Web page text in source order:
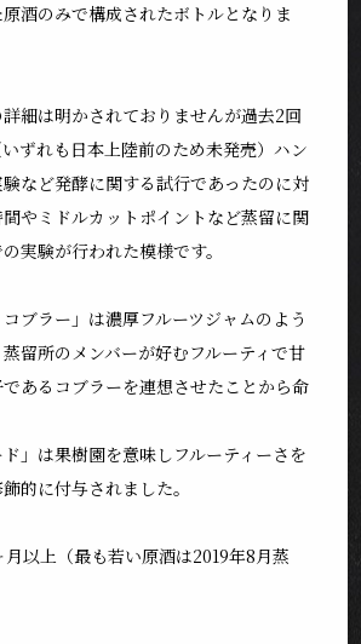
酒のみで構成されたボトルとなりま
詳細は明かされておりませんが過去2回
ずれも日本上陸前のため未発売）ハン
験など発酵に関する試行であったのに対
やミドルカットポイントなど蒸留に関
実験が行われた模様です。
コブラー」は濃厚フルーツジャムのよう
留所のメンバーが好むフルーティで甘
であるコブラーを連想させたことから命
」は果樹園を意味しフルーティーさを
的に付与されました。
以上（最も若い原酒は2019年8月蒸